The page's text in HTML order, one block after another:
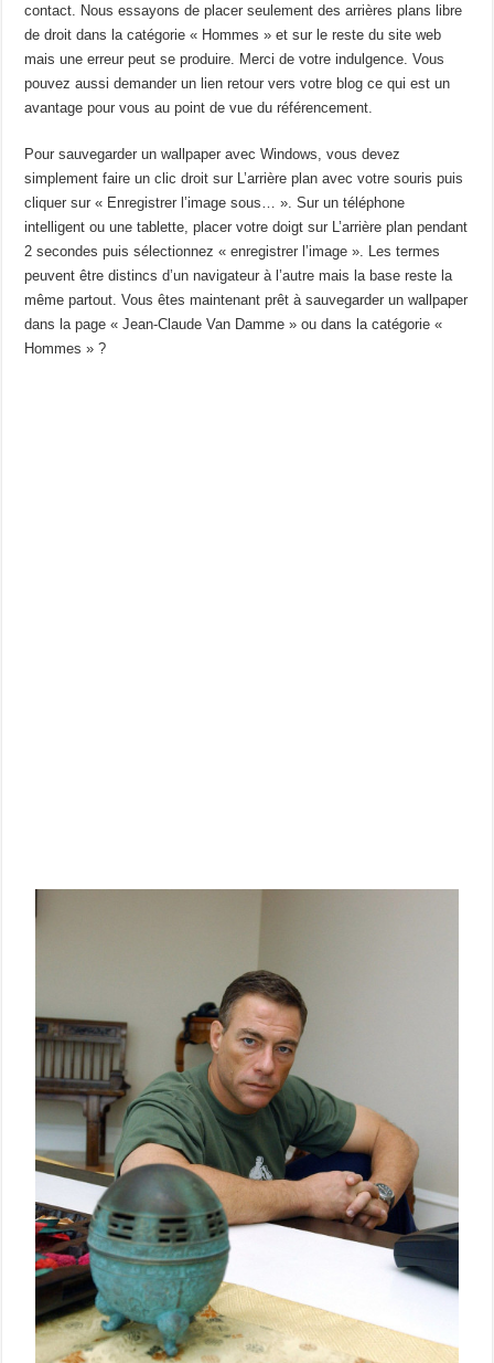
contact. Nous essayons de placer seulement des arrières plans libre
de droit dans la catégorie « Hommes » et sur le reste du site web
mais une erreur peut se produire. Merci de votre indulgence. Vous
pouvez aussi demander un lien retour vers votre blog ce qui est un
avantage pour vous au point de vue du référencement.
Pour sauvegarder un wallpaper avec Windows, vous devez
simplement faire un clic droit sur L’arrière plan avec votre souris puis
cliquer sur « Enregistrer l’image sous… ». Sur un téléphone
intelligent ou une tablette, placer votre doigt sur L’arrière plan pendant
2 secondes puis sélectionnez « enregistrer l’image ». Les termes
peuvent être distincs d’un navigateur à l’autre mais la base reste la
même partout. Vous êtes maintenant prêt à sauvegarder un wallpaper
dans la page « Jean-Claude Van Damme » ou dans la catégorie «
Hommes » ?